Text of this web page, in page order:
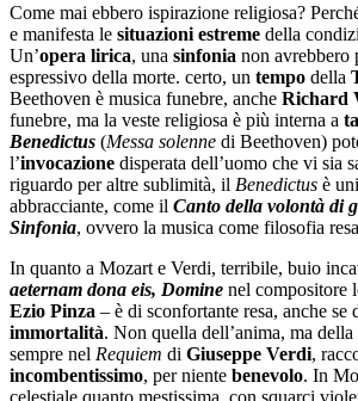
Come mai ebbero ispirazione religiosa?
e manifesta le situazioni estreme della
Un’opera lirica, una sinfonia non avrebbero
espressivo della morte. certo, un tempo della
Beethoven è musica funebre, anche Richard
funebre, ma la veste religiosa è più interna a
Benedictus (Messa solenne di Beethoven)
l’invocazione disperata dell’uomo che vi sia
riguardo per altre sublimità, il Benedictus è
abbracciante, come il Canto della volontà di
Sinfonia, ovvero la musica come filosofia
In quanto a Mozart e Verdi, terribile, buio
aeternam dona eis, Domine nel compositore
Ezio Pinza – è di sconfortante resa, anche se
immortalità. Non quella dell’anima, ma
sempre nel Requiem di Giuseppe Verdi,
incombentissimo, per niente benevolo. In
celestiale quanto mestissima, con squarci